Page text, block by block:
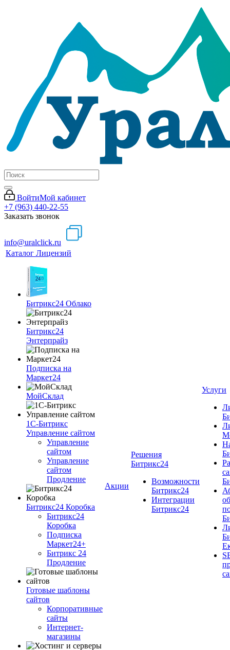
ВойтиМой кабинет
+7 (963) 440-22-55
Заказать звонок
info@uralclick.ru
Каталог Лицензий
Битрикс24 Облако
Битрикс24
Энтерпрайз
Подписка на
Маркет24
МойСклад
1С-Битрикс
Управление сайтом
Управление
cайтом
Управление
сайтом
Продление
Битрикс24 Коробка
Битрикс24
Коробка
Подписка
Маркет24+
Битрикс 24
Продление
Готовые шаблоны
сайтов
Корпоративные
сайты
Интернет-
магазины
Акции
Решения
Битрикс24
Возможности
Битрикс24
Интеграции
Битрикс24
Услуги